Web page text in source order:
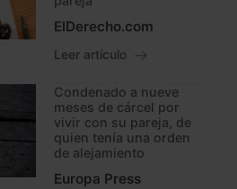
ElDerecho.com
Leer artículo
Condenado a nueve
meses de cárcel por
vivir con su pareja, de
quien tenía una orden
de alejamiento
Europa Press